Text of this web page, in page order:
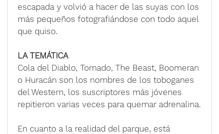
escapada y volvió a hacer de las suyas con los
más pequeños fotografiándose con todo aquel
que quiso.
LA TEMÁTICA
Cola del Diablo, Tornado, The Beast, Boomeran
o Huracán son los nombres de los toboganes
del Western, los suscriptores más jóvenes
repitieron varias veces para quemar adrenalina.
En cuanto a la realidad del parque, está